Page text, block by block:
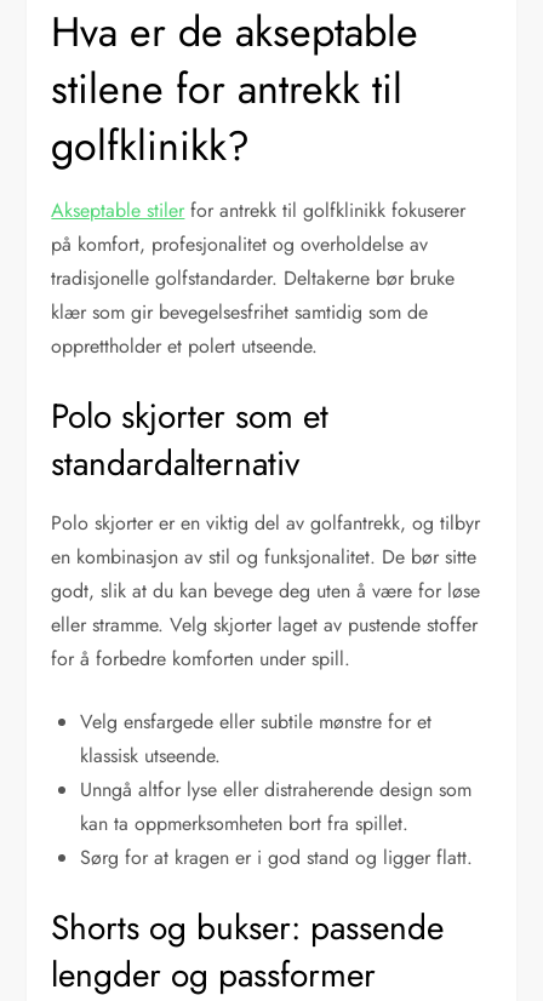
Hva er de akseptable
stilene for antrekk til
golfklinikk?
Akseptable stiler for antrekk til golfklinikk fokuserer
på komfort, profesjonalitet og overholdelse av
tradisjonelle golfstandarder. Deltakerne bør bruke
klær som gir bevegelsesfrihet samtidig som de
opprettholder et polert utseende.
Polo skjorter som et
standardalternativ
Polo skjorter er en viktig del av golfantrekk, og tilbyr
en kombinasjon av stil og funksjonalitet. De bør sitte
godt, slik at du kan bevege deg uten å være for løse
eller stramme. Velg skjorter laget av pustende stoffer
for å forbedre komforten under spill.
Velg ensfargede eller subtile mønstre for et
klassisk utseende.
Unngå altfor lyse eller distraherende design som
kan ta oppmerksomheten bort fra spillet.
Sørg for at kragen er i god stand og ligger flatt.
Shorts og bukser: passende
lengder og passformer